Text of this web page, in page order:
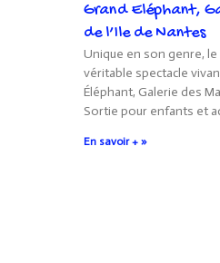
Grand Eléphant,
de l’Ile de Nantes
Unique en son genre, le
véritable spectacle
Éléphant, Galerie des
Sortie pour enfants et
En savoir + »